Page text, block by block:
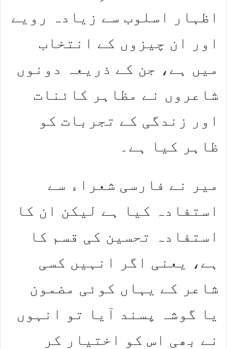
اظہار اسلوب سے زیادہ رویے
اور ان چیزوں کے انتخاب
میں ہے، جن کے ذریعہ دونوں
شاعروں نے مظاہر کائنات
اور زندگی کے تجربات کو
ظاہر کیا ہے۔
میر نے فارسی شعراء سے
استفادہ کیا ہے لیکن ان کا
استفادہ تحسین کی قسم کا
ہے، یعنی اگر انہیں کسی
شاعر کے یہاں کوئی مضمون
یا گوشہ پسند آیا تو انہوں
نے بھی اس کو اختیار کر